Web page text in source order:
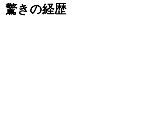
驚きの経歴